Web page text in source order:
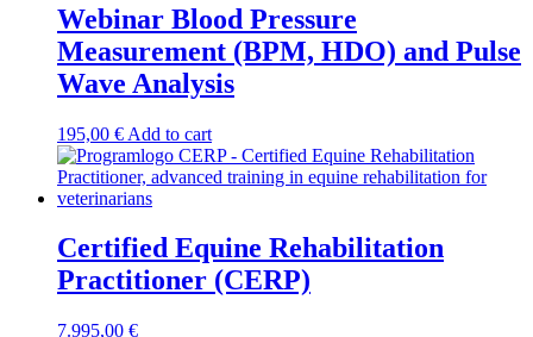
Webinar Blood Pressure
Measurement (BPM, HDO) and Pulse
Wave Analysis
195,00 € Add to cart
Certified Equine Rehabilitation
Practitioner (CERP)
7.995,00 €